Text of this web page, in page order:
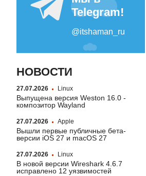
НОВОСТИ
27.07.2026 Linux
Выпущена версия Weston 16.0 -
композитор Wayland
27.07.2026 Apple
Вышли первые публичные бета-
версии iOS 27 и macOS 27
27.07.2026 Linux
В новой версии Wireshark 4.6.7
исправлено 12 уязвимостей